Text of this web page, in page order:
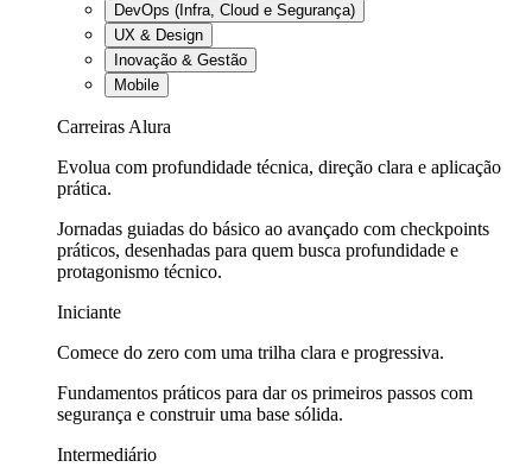
DevOps (Infra, Cloud e Segurança)
UX & Design
Inovação & Gestão
Mobile
Carreiras Alura
Evolua com profundidade técnica, direção clara e aplicação
prática.
Jornadas guiadas do básico ao avançado com checkpoints
práticos, desenhadas para quem busca profundidade e
protagonismo técnico.
Iniciante
Comece do zero com uma trilha clara e progressiva.
Fundamentos práticos para dar os primeiros passos com
segurança e construir uma base sólida.
Intermediário